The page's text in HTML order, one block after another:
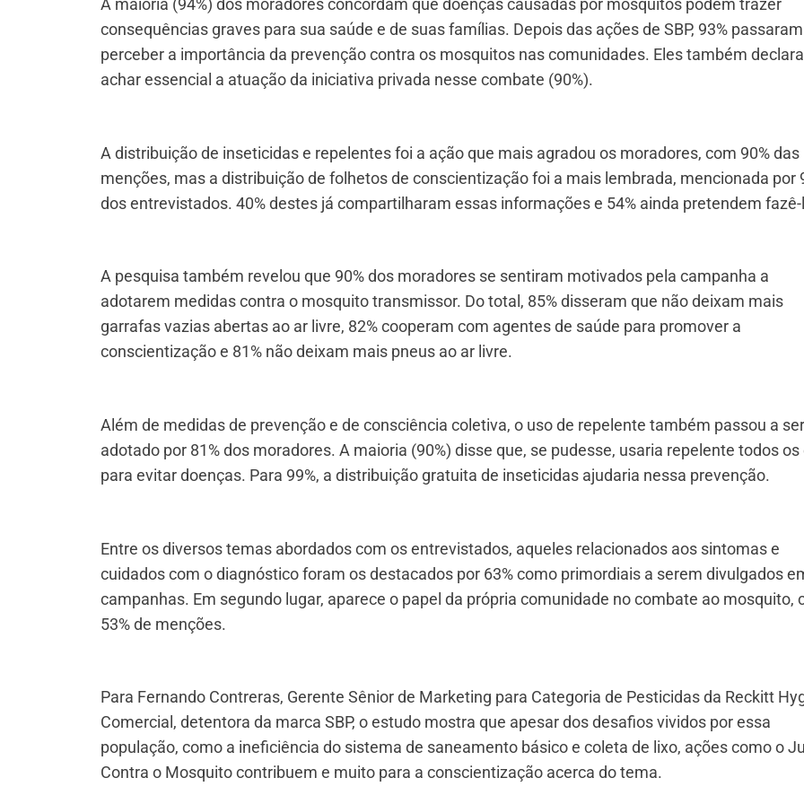
A maioria (94%) dos moradores concordam que doenças causadas por mosquitos podem trazer
consequências graves para sua saúde e de suas famílias. Depois das ações de SBP, 93%
perceber a importância da prevenção contra os mosquitos nas comunidades. Eles também
achar essencial a atuação da iniciativa privada nesse combate (90%).
A distribuição de inseticidas e repelentes foi a ação que mais agradou os moradores, com 90% das
menções, mas a distribuição de folhetos de conscientização foi a mais lembrada, mencionada por
dos entrevistados. 40% destes já compartilharam essas informações e 54% ainda pretendem fazê-
A pesquisa também revelou que 90% dos moradores se sentiram motivados pela campanha a
adotarem medidas contra o mosquito transmissor. Do total, 85% disseram que não deixam mais
garrafas vazias abertas ao ar livre, 82% cooperam com agentes de saúde para promover a
conscientização e 81% não deixam mais pneus ao ar livre.
Além de medidas de prevenção e de consciência coletiva, o uso de repelente também passou a ser
adotado por 81% dos moradores. A maioria (90%) disse que, se pudesse, usaria repelente todos os
para evitar doenças. Para 99%, a distribuição gratuita de inseticidas ajudaria nessa prevenção.
Entre os diversos temas abordados com os entrevistados, aqueles relacionados aos sintomas e
cuidados com o diagnóstico foram os destacados por 63% como primordiais a serem divulgados
campanhas. Em segundo lugar, aparece o papel da própria comunidade no combate ao mosquito,
53% de menções.
Para Fernando Contreras, Gerente Sênior de Marketing para Categoria de Pesticidas da Reckitt
Comercial, detentora da marca SBP, o estudo mostra que apesar dos desafios vividos por essa
população, como a ineficiência do sistema de saneamento básico e coleta de lixo, ações como o
Contra o Mosquito contribuem e muito para a conscientização acerca do tema.